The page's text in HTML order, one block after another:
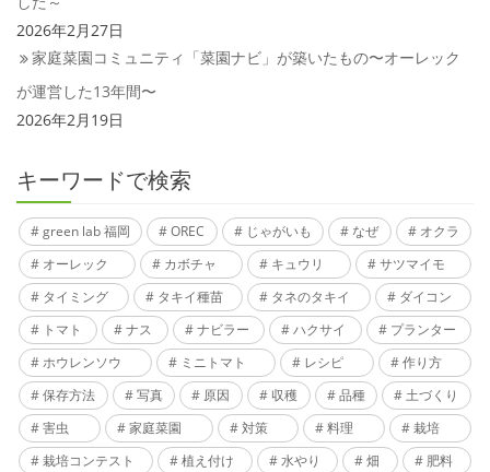
2026年2月27日
家庭菜園コミュニティ「菜園ナビ」が築いたもの〜オーレック
が運営した13年間〜
2026年2月19日
キーワードで検索
green lab 福岡 OREC じゃがいも なぜ
オクラ
オーレック
カボチャ キュウリ
サツマイモ
タイミング
タキイ種苗 タネのタキイ
ダイコン
トマト
ナス ナビラー ハクサイ
プランター
ホウレンソウ
ミニトマト レシピ
作り方
保存方法
写真 原因 収穫 品種
土づくり
害虫
家庭菜園 対策 料理
栽培
栽培コンテスト
植え付け 水やり 畑
肥料